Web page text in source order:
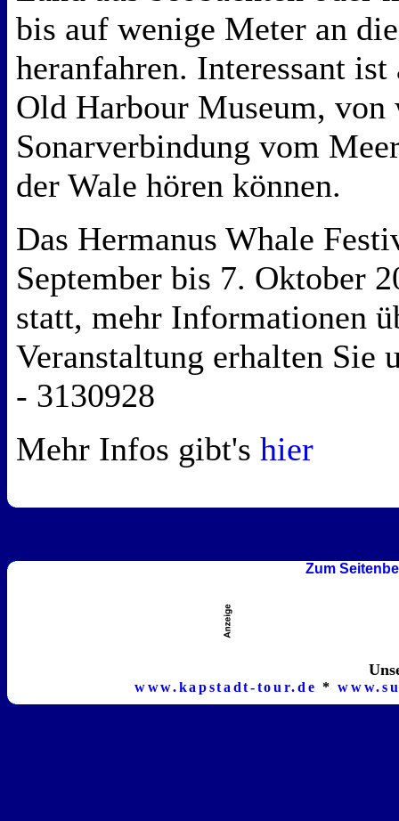
bis auf wenige Meter an
heranfahren. Interessant
Old Harbour Museum, von
Sonarverbindung vom
der Wale hören können.
Das Hermanus Whale
September bis 7. Oktober
statt, mehr Informationen
Veranstaltung erhalten Sie
- 3130928
Mehr Infos gibt's hier
Zum
www.kapstadt-tour.de *